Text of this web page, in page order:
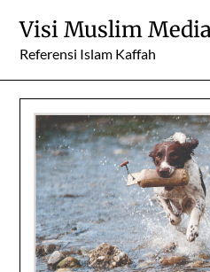
content
Visi Muslim
Referensi Islam Kaffah